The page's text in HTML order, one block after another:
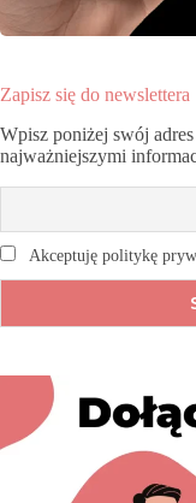
Zapisz się do newslettera
Wpisz poniżej swój
najważniejszymi
Akceptuję politykę